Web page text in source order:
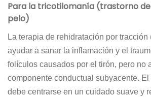
Para la tricotilomanía (trastorno
pelo)
La terapia de rehidratación por tracción
ayudar a sanar la inflamación y el
folículos causados ​​por el tirón, pero no
componente conductual subyacente.
debe centrarse en un cuidado suave y